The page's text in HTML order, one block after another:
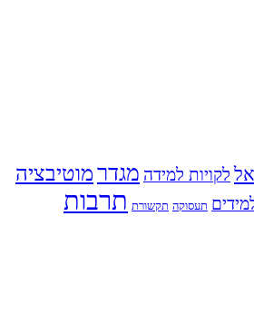
לקויות למידה מגדרמוטיבציה
תעסוקה תקשורת תרבות